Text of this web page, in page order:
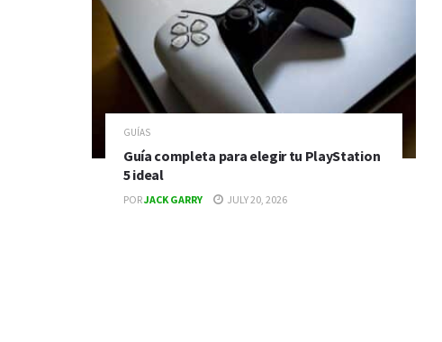
GUÍAS
Guía completa para elegir tu PlayStation
5 ideal
PORJACK GARRY JULY 20, 2026